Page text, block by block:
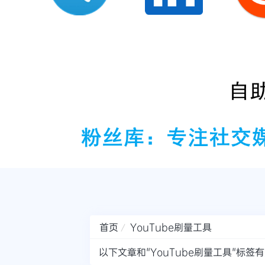
首页
YouTube刷量工具
以下文章和"YouTube刷量工具"标签